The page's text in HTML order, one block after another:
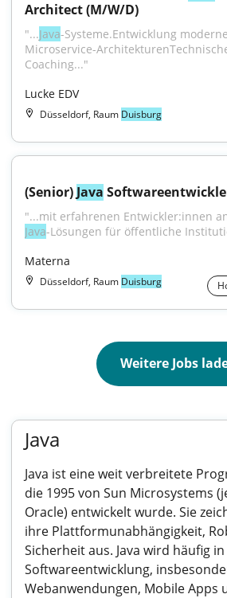
Architect (M/W/D)
"...Java-Systeme.Entwicklung
Microservice-
Coaching..."
Lucke EDV
Düsseldorf, Raum Duisburg
(Senior) Java
Java-Lösungen für öffentliche
Materna
Düsseldorf, Raum Duisburg
Weitere Jobs
Java
Java ist eine weit verbreitete
die 1995 von Sun Microsystems
Oracle) entwickelt wurde. Sie
ihre Plattformunabhängigkeit,
Sicherheit aus. Java wird häufig
Softwareentwicklung,
Webanwendungen, Mobile Apps